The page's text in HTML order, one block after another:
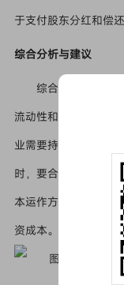
于支付股东分红和偿
综合分析与建议
综合分析该互联
流动性和发展潜力方
业需要持续保持创新
时，要合理控制投资
本运作方面，可以根
资成本。